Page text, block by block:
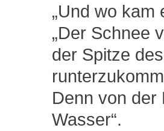
„Und wo kam
„Der Schnee
der Spitze
Denn von der
Wasser“.